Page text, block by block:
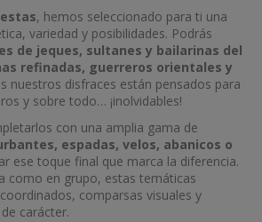
, hemos seleccionado para ti una
variedad y posibilidades. Podrás
de jeques, sultanes y bailarinas del
refinadas, guerreros orientales y
nuestros disfraces están pensados para
y sobre todo… ¡inolvidables!
con una amplia gama de
espadas, velos, abanicos o
ese toque final que marca la diferencia.
como en grupo, estas temáticas
comparsas visuales y
carácter.